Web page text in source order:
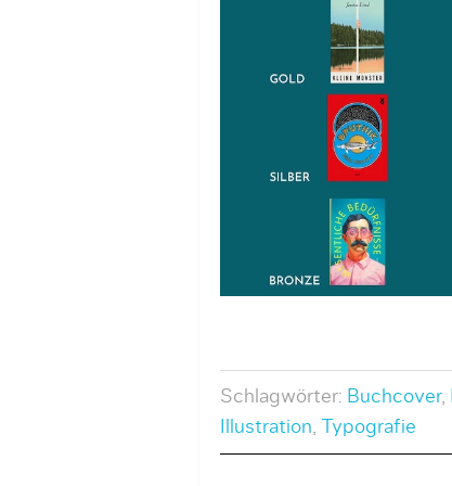
Schlagwörter: Buchcover,
Illustration, Typografie